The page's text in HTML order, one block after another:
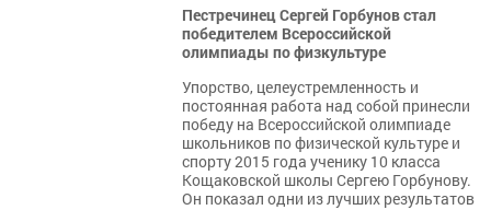
Пестречинец Сергей Горбунов стал
победителем Всероссийской
олимпиады по физкультуре
Упорство, целеустремленность и
постоянная работа над собой принесли
победу на Всероссийской олимпиаде
школьников по физической культуре и
спорту 2015 года ученику 10 класса
Кощаковской школы Сергею Горбунову.
Он показал одни из лучших результатов